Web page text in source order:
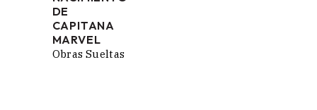
DE
CAPITANA
MARVEL
Obras Sueltas